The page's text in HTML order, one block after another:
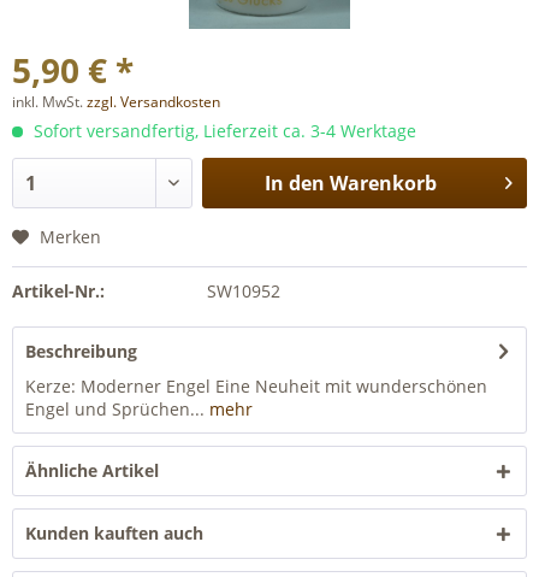
5,90 € *
inkl. MwSt.zzgl. Versandkosten
Sofort versandfertig, Lieferzeit ca. 3-4 Werktage
In den Warenkorb
Merken
Artikel-Nr.: SW10952
Beschreibung
Kerze: Moderner Engel Eine Neuheit mit wunderschönen
Engel und Sprüchen... mehr
Ähnliche Artikel
Kunden kauften auch